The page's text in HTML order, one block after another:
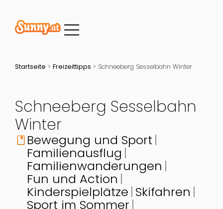
Startseite > Freizeittipps > Schneeberg Sesselbahn Winter
Schneeberg Sesselbahn
Winter
book Bewegung und Sport
Familienausflug
Familienwanderungen
Fun und Action
Kinderspielplätze Skifahren
Sport im Sommer